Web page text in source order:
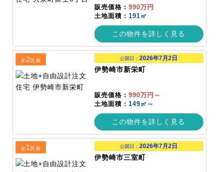
販売価格：990万円
土地面積：191㎡
この物件を詳しく見る
全2区画 公開日：2026年7月2日
伊勢崎市新栄町
販売価格：990万円～
土地面積：149㎡～
この物件を詳しく見る
全1区画 公開日：2026年7月2日
伊勢崎市三室町